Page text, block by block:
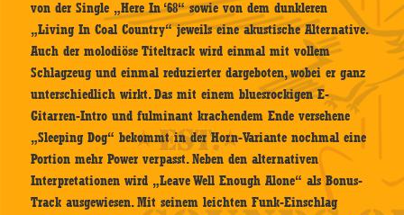
von der Single „Here In ‘68“ sowie von dem dunkleren
„Living In Coal Country“ jeweils eine akustische Alternative.
Auch der molodiöse Titeltrack wird einmal mit vollem
Schlagzeug und einmal reduzierter dargeboten, wobei er ganz
unterschiedlich wirkt. Das mit einem bluesrockigen E-
Gitarren-Intro und fulminant krachendem Ende versehene
„Sleeping Dog“ bekommt in der Horn-Variante nochmal eine
Portion mehr Power verpasst. Neben den alternativen
Interpretationen wird „Leave Well Enough Alone“ als Bonus-
Track ausgewiesen. Mit seinem leichten Funk-Einschlag